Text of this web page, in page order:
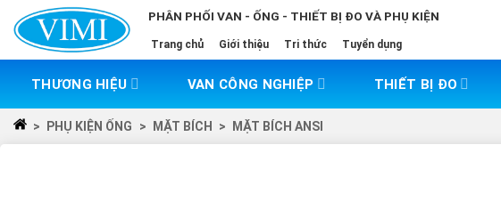
content
PHÂN PHỐI VAN - ỐNG - THIẾT BỊ ĐO VÀ PHỤ KIỆN
Trang chủ Giới thiệu Tri thức Tuyển dụng
THƯƠNG HIỆU VAN CÔNG NGHIỆP THIẾT BỊ ĐO
> PHỤ KIỆN ỐNG > MẶT BÍCH > MẶT BÍCH ANSI